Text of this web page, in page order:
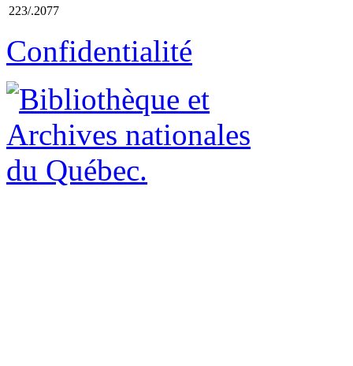
223/.2077
Confidentialité